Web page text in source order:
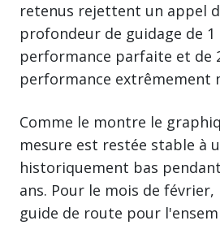
retenus rejettent un appel
profondeur de guidage de
performance parfaite et de
performance extrêmement
Comme le montre le
mesure est restée stable à
historiquement bas
ans. Pour le mois de
guide de route pour